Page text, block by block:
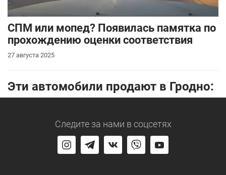
СПМ или мопед? Появилась памятка по
прохождению оценки соответствия
27 августа 2025
Эти автомобили продают в Гродно:
Следите за нами в соцсетях